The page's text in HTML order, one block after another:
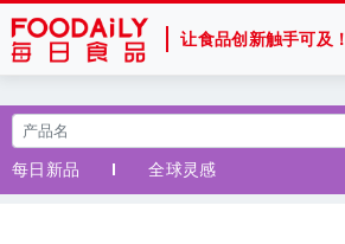
让食品创新触手可及！
每日新品
全球灵感